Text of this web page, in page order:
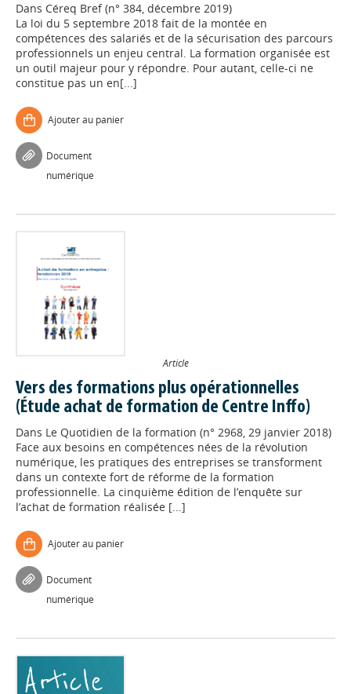
Dans Céreq Bref (n° 384, décembre 2019)
La loi du 5 septembre 2018 fait de la montée en
compétences des salariés et de la sécurisation des parcours
professionnels un enjeu central. La formation organisée est
un outil majeur pour y répondre. Pour autant, celle-ci ne
constitue pas un en[...]
Ajouter au panier
Document
numérique
Article
Vers des formations plus opérationnelles
(Étude achat de formation de Centre Inffo)
Dans Le Quotidien de la formation (n° 2968, 29 janvier 2018)
Face aux besoins en compétences nées de la révolution
numérique, les pratiques des entreprises se transforment
dans un contexte fort de réforme de la formation
professionnelle. La cinquième édition de l’enquête sur
l’achat de formation réalisée [...]
Ajouter au panier
Document
numérique